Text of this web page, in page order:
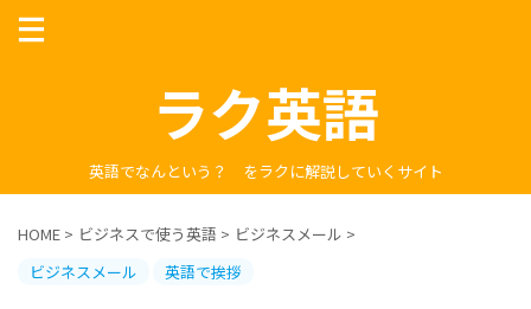
ラク英語
英語でなんという？ をラクに解説していくサイト
HOME > ビジネスで使う英語 > ビジネスメール >
ビジネスメール
英語で挨拶